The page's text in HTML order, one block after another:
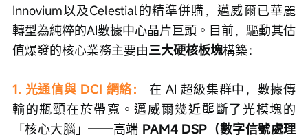
Innovium以及Celestial的精準併購，邁威爾已華麗
轉型為純粹的AI數據中心晶片巨頭。目前，驅動其估
值爆發的核心業務主要由三大硬核板塊構築：
1. 光通信與 DCI 網絡：
在 AI 超級集群中，數據傳
輸的瓶頸在於帶寬。邁威爾幾近壟斷了光模塊的
「核心大腦」——高端 PAM4 DSP（數字信號處理